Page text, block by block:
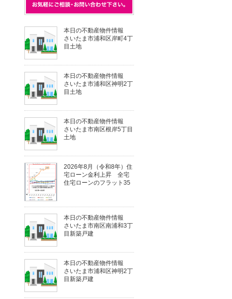
本日の不動産物件情報
さいたま市浦和区岸町4丁
目土地
本日の不動産物件情報
さいたま市浦和区神明2丁
目土地
本日の不動産物件情報
さいたま市南区根岸5丁目
土地
2026年8月（令和8年）住
宅ローン金利上昇 全宅
住宅ローンのフラット35
本日の不動産物件情報
さいたま市南区南浦和3丁
目新築戸建
本日の不動産物件情報
さいたま市浦和区神明2丁
目新築戸建